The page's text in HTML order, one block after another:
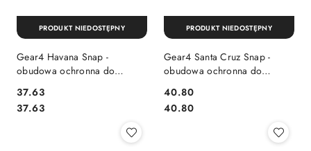
Gear4 Havana Snap -
obudowa ochronna do
kompatybilna z MagSafe
(black)
Cena:
37.63
Cena:
37.63
PRODUKT NIEDOSTĘPNY
Gear4 Santa Cruz Snap -
obudowa ochronna do
kompatybilna z MagSafe
(blue)
Cena:
40.80
Cena:
40.80
PRODUKT NIEDOSTĘPNY